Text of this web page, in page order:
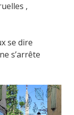
,
se dire
s’arrête